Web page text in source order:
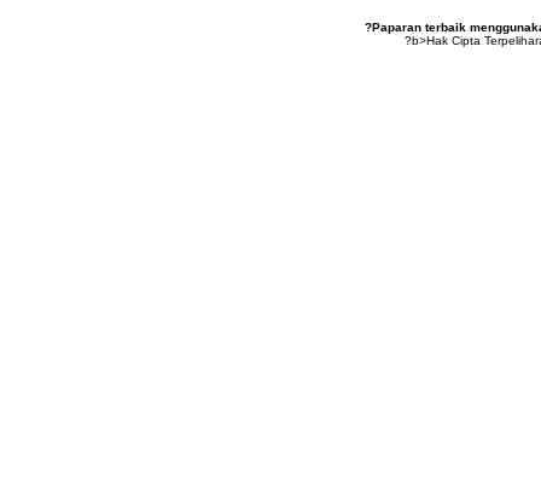
?Paparan terbaik
?b>Hak Cipta